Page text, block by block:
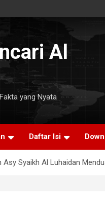
Al
yang Nyata
Daftar Isi
Asy Syaikh Al Luhaidan